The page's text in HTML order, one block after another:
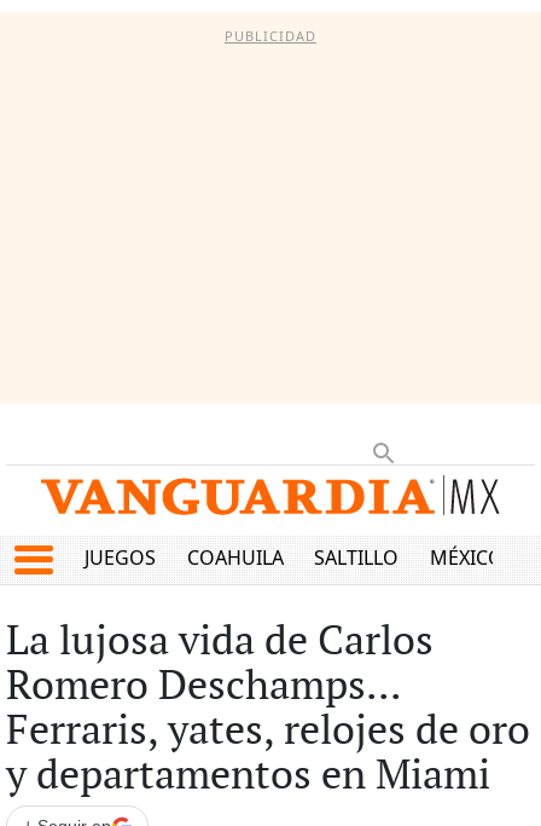
PUBLICIDAD
JUEGOS COAHUILA SALTILLO MÉXICO
La lujosa vida de Carlos
Romero Deschamps...
Ferraris, yates, relojes de oro
y departamentos en Miami